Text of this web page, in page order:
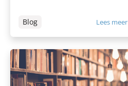
Blog Lees meer